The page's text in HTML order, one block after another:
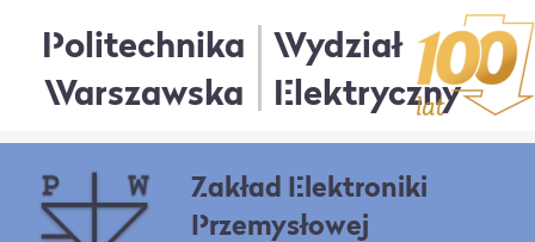
Politechnika
Warszawska
Wydział
Elektryczny
Zakład Elektroniki
Przemysłowej